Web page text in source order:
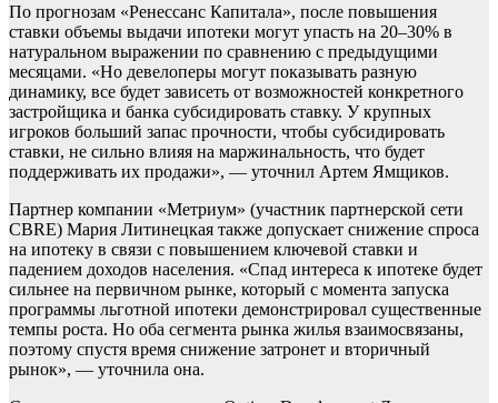
По прогнозам «Ренессанс Капитала», после повышения
ставки объемы выдачи ипотеки могут упасть на 20–30% в
натуральном выражении по сравнению с предыдущими
месяцами. «Но девелоперы могут показывать разную
динамику, все будет зависеть от возможностей конкретного
застройщика и банка субсидировать ставку. У крупных
игроков больший запас прочности, чтобы субсидировать
ставки, не сильно влияя на маржинальность, что будет
поддерживать их продажи», — уточнил Артем Ямщиков.
Партнер компании «Метриум» (участник партнерской сети
CBRE) Мария Литинецкая также допускает снижение спроса
на ипотеку в связи с повышением ключевой ставки и
падением доходов населения. «Спад интереса к ипотеке будет
сильнее на первичном рынке, который с момента запуска
программы льготной ипотеки демонстрировал существенные
темпы роста. Но оба сегмента рынка жилья взаимосвязаны,
поэтому спустя время снижение затронет и вторичный
рынок», — уточнила она.